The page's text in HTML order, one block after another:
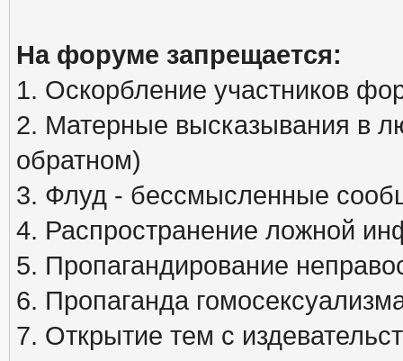
На форуме запрещается:
1. Оскорбление участников
2. Матерные высказывания в
обратном)
3. Флуд - бессмысленные
4. Распространение ложной
5. Пропагандирование
6. Пропаганда
7. Открытие тем с